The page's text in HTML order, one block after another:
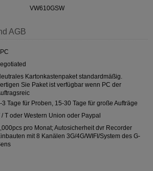
VW610GSW
AGB
Kartonkastenpaket standardmäßig.
Sie Paket ist verfügbar wenn PC der
3 Tage für Proben, 15-30 Tage für große Aufträge
/ T oder Western Union oder Paypal
pro Monat; Autosicherheit dvr Recorder
mit 8 Kanälen 3G/4G/WIFI/System des G-